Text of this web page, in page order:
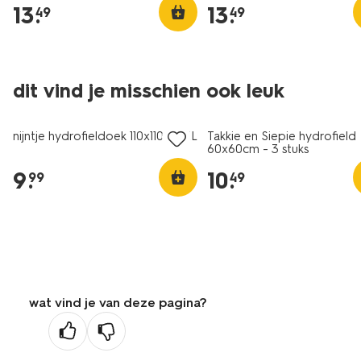
13.
49 13.
49
dit vind je misschien ook leuk
nijntje hydrofieldoek 110x110cm XL
9.
99
3 stuks
Takkie en Siepie
60x60cm - 3 stuks
10.
49
wat vind je van deze pagina?